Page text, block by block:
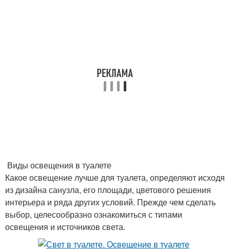
Виды освещения в туалете
Какое освещение лучше для туалета, определяют исходя
из дизайна санузла, его площади, цветового решения
интерьера и ряда других условий. Прежде чем сделать
выбор, целесообразно ознакомиться с типами
освещения и источников света.